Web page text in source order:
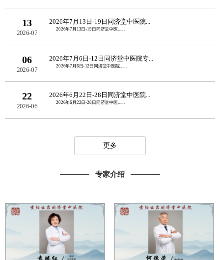
13
2026-07
2026年7月13日-19日同济堂中医院...
2026年7月13日-19日同济堂中医......
06
2026-07
2026年7月6日-12日同济堂中医院专...
2026年7月6日-12日同济堂中医院......
22
2026-06
2026年6月22日-28日同济堂中医院...
2026年6月22日-28日同济堂中医......
更多
专家介绍